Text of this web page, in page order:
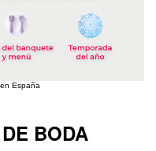
España
BODA